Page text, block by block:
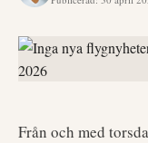
Från och med